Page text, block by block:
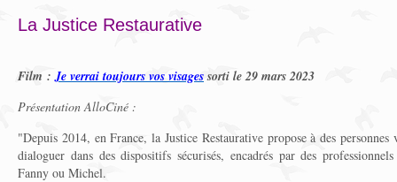
La Justice Restaurative
Film :Je verrai toujours vos visagessorti le 29 mars 2023
Présentation AlloCiné :
"Depuis 2014, en France, la Justice Restaurative propose à des
dialoguer dans des dispositifs sécurisés, encadrés par des
Fanny ou Michel.